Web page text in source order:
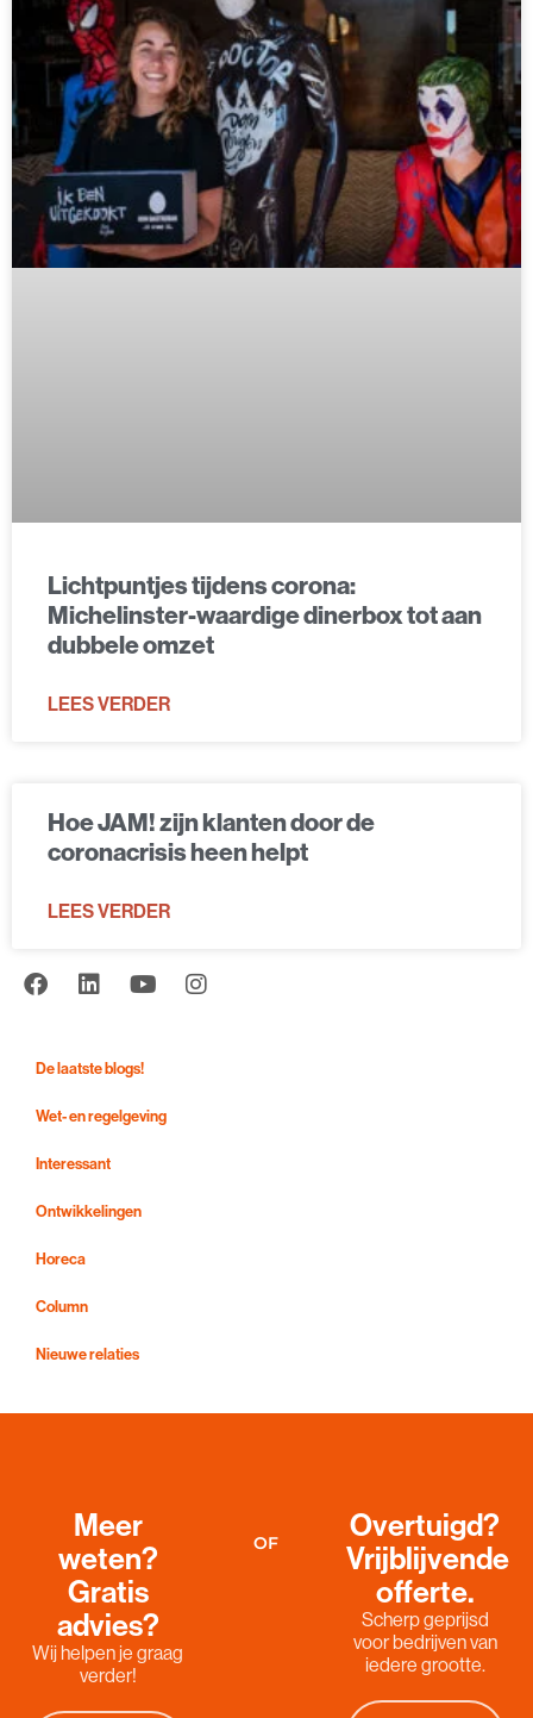
Lichtpuntjes tijdens corona:
Michelinster-waardige dinerbox tot aan
dubbele omzet
LEES VERDER
Hoe JAM! zijn klanten door de
coronacrisis heen helpt
LEES VERDER
De laatste blogs!
Wet- en regelgeving
Interessant
Ontwikkelingen
Horeca
Column
Nieuwe relaties
Meer
weten?
Gratis
advies?
Wij helpen je graag
verder!
OF
Overtuigd?
Vrijblijvende
offerte.
Scherp geprijsd
voor bedrijven van
iedere grootte.